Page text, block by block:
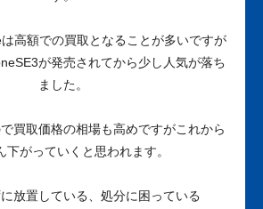
高額での買取となることが多いですが
が発売されてから少し人気が落ち
ました。
買取価格の相場も高めですがこれから
下がっていくと思われます。
放置している、処分に困っている